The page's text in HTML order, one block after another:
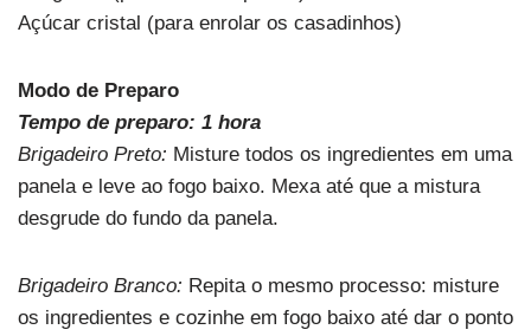
Açúcar cristal (para enrolar os casadinhos)
Modo de Preparo
Tempo de preparo: 1 hora
Brigadeiro Preto: Misture todos os ingredientes em uma
panela e leve ao fogo baixo. Mexa até que a mistura
desgrude do fundo da panela.
Brigadeiro Branco: Repita o mesmo processo: misture
os ingredientes e cozinhe em fogo baixo até dar o ponto